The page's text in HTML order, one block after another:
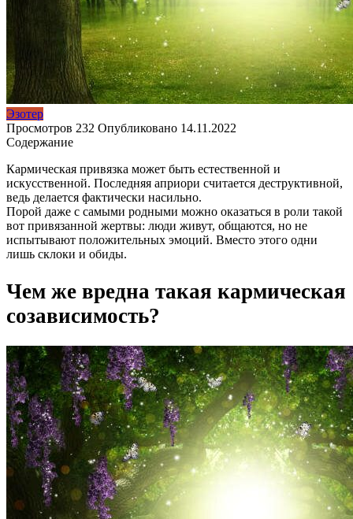
Эзотер
Просмотров 232 Опубликовано 14.11.2022
Содержание
Кармическая привязка может быть естественной и
искусственной. Последняя априори считается деструктивной,
ведь делается фактически насильно.
Порой даже с самыми родными можно оказаться в роли такой
вот привязанной жертвы: люди живут, общаются, но не
испытывают положительных эмоций. Вместо этого одни
лишь склоки и обиды.
Чем же вредна такая кармическая
созависимость?